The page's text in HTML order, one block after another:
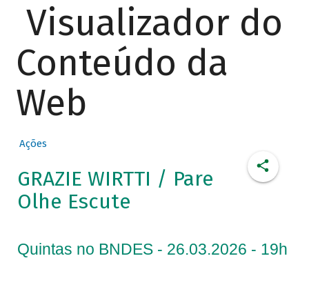
Visualizador do
Conteúdo da
Web
Ações
GRAZIE WIRTTI / Pare
Olhe Escute
Quintas no BNDES - 26.03.2026 - 19h